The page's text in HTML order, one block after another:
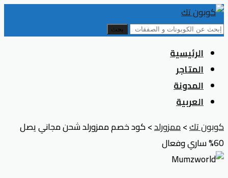
بحث
Skip
content
الرئيسية
المتاجر
المدونة
العربية
كوبون تك>ممزورلد>كود خصم ممزورلد شحن مجاني يصل
60% ساري وفعال